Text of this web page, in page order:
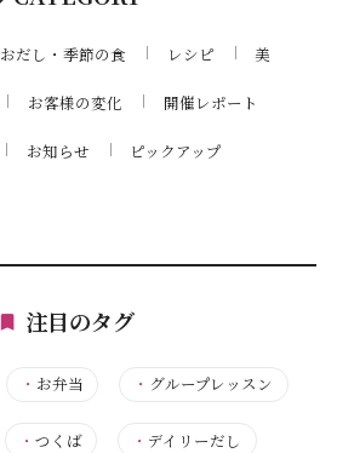
おだし・季節の食 レシピ 美
お客様の変化 開催レポート
お知らせ ピックアップ
注目のタグ
・ お弁当 ・ グループレッスン
・つくば ・ デイリーだし